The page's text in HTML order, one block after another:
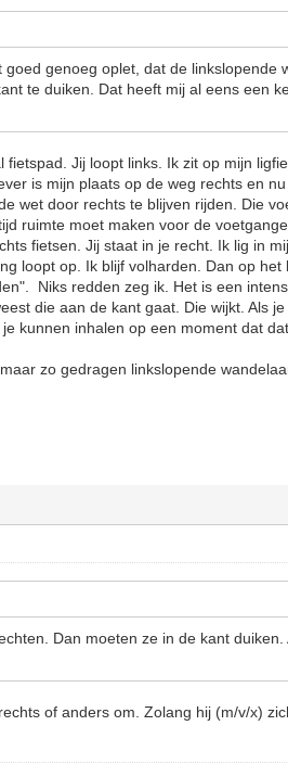
genoeg oplet, dat de linkslopende
te duiken. Dat heeft mij al eens een
Jij loopt links. Ik zit op mijn
is mijn plaats op de weg rechts en
wet door rechts te blijven rijden. Die
ruimte moet maken voor de
fietsen. Jij staat in je recht. Ik lig in
loopt op. Ik blijf volharden. Dan op
Niks redden zeg ik. Het is een
die aan de kant gaat. Die wijkt. Als
kunnen inhalen op een moment dat
zo gedragen linkslopende
Dan moeten ze in de kant
of anders om. Zolang hij (m/v/x)